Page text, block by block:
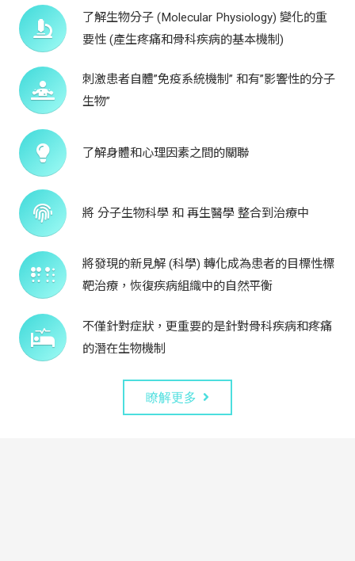
了解生物分子 (Molecular Physiology) 變化的重
要性 (產生疼痛和骨科疾病的基本機制)
刺激患者自體”免疫系統機制” 和有”影響性的分子
生物”
了解身體和心理因素之間的關聯
將 分子生物科學 和 再生醫學 整合到治療中
將發現的新見解 (科學) 轉化成為患者的目標性標
靶治療，恢復疾病組織中的自然平衡
不僅針對症狀，更重要的是針對骨科疾病和疼痛
的潛在生物機制
瞭解更多